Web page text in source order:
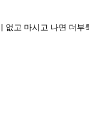
없고 마시고 나면 더부